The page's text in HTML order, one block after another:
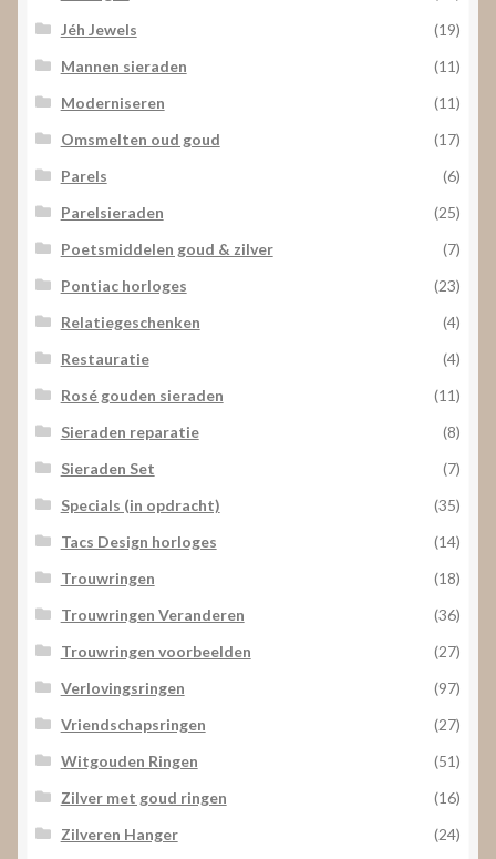
Jéh Jewels
(19)
Mannen sieraden
(11)
Moderniseren
(11)
Omsmelten oud goud
(17)
Parels
(6)
Parelsieraden
(25)
Poetsmiddelen goud & zilver
(7)
Pontiac horloges
(23)
Relatiegeschenken
(4)
Restauratie
(4)
Rosé gouden sieraden
(11)
Sieraden reparatie
(8)
Sieraden Set
(7)
Specials (in opdracht)
(35)
Tacs Design horloges
(14)
Trouwringen
(18)
Trouwringen Veranderen
(36)
Trouwringen voorbeelden
(27)
Verlovingsringen
(97)
Vriendschapsringen
(27)
Witgouden Ringen
(51)
Zilver met goud ringen
(16)
Zilveren Hanger
(24)